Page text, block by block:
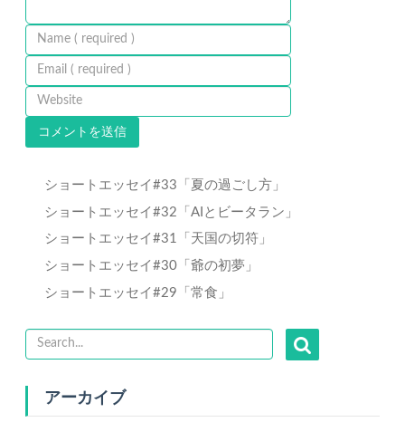
ショートエッセイ#33「夏の過ごし方」
ショートエッセイ#32「AIとビータラン」
ショートエッセイ#31「天国の切符」
ショートエッセイ#30「爺の初夢」
ショートエッセイ#29「常食」
アーカイブ